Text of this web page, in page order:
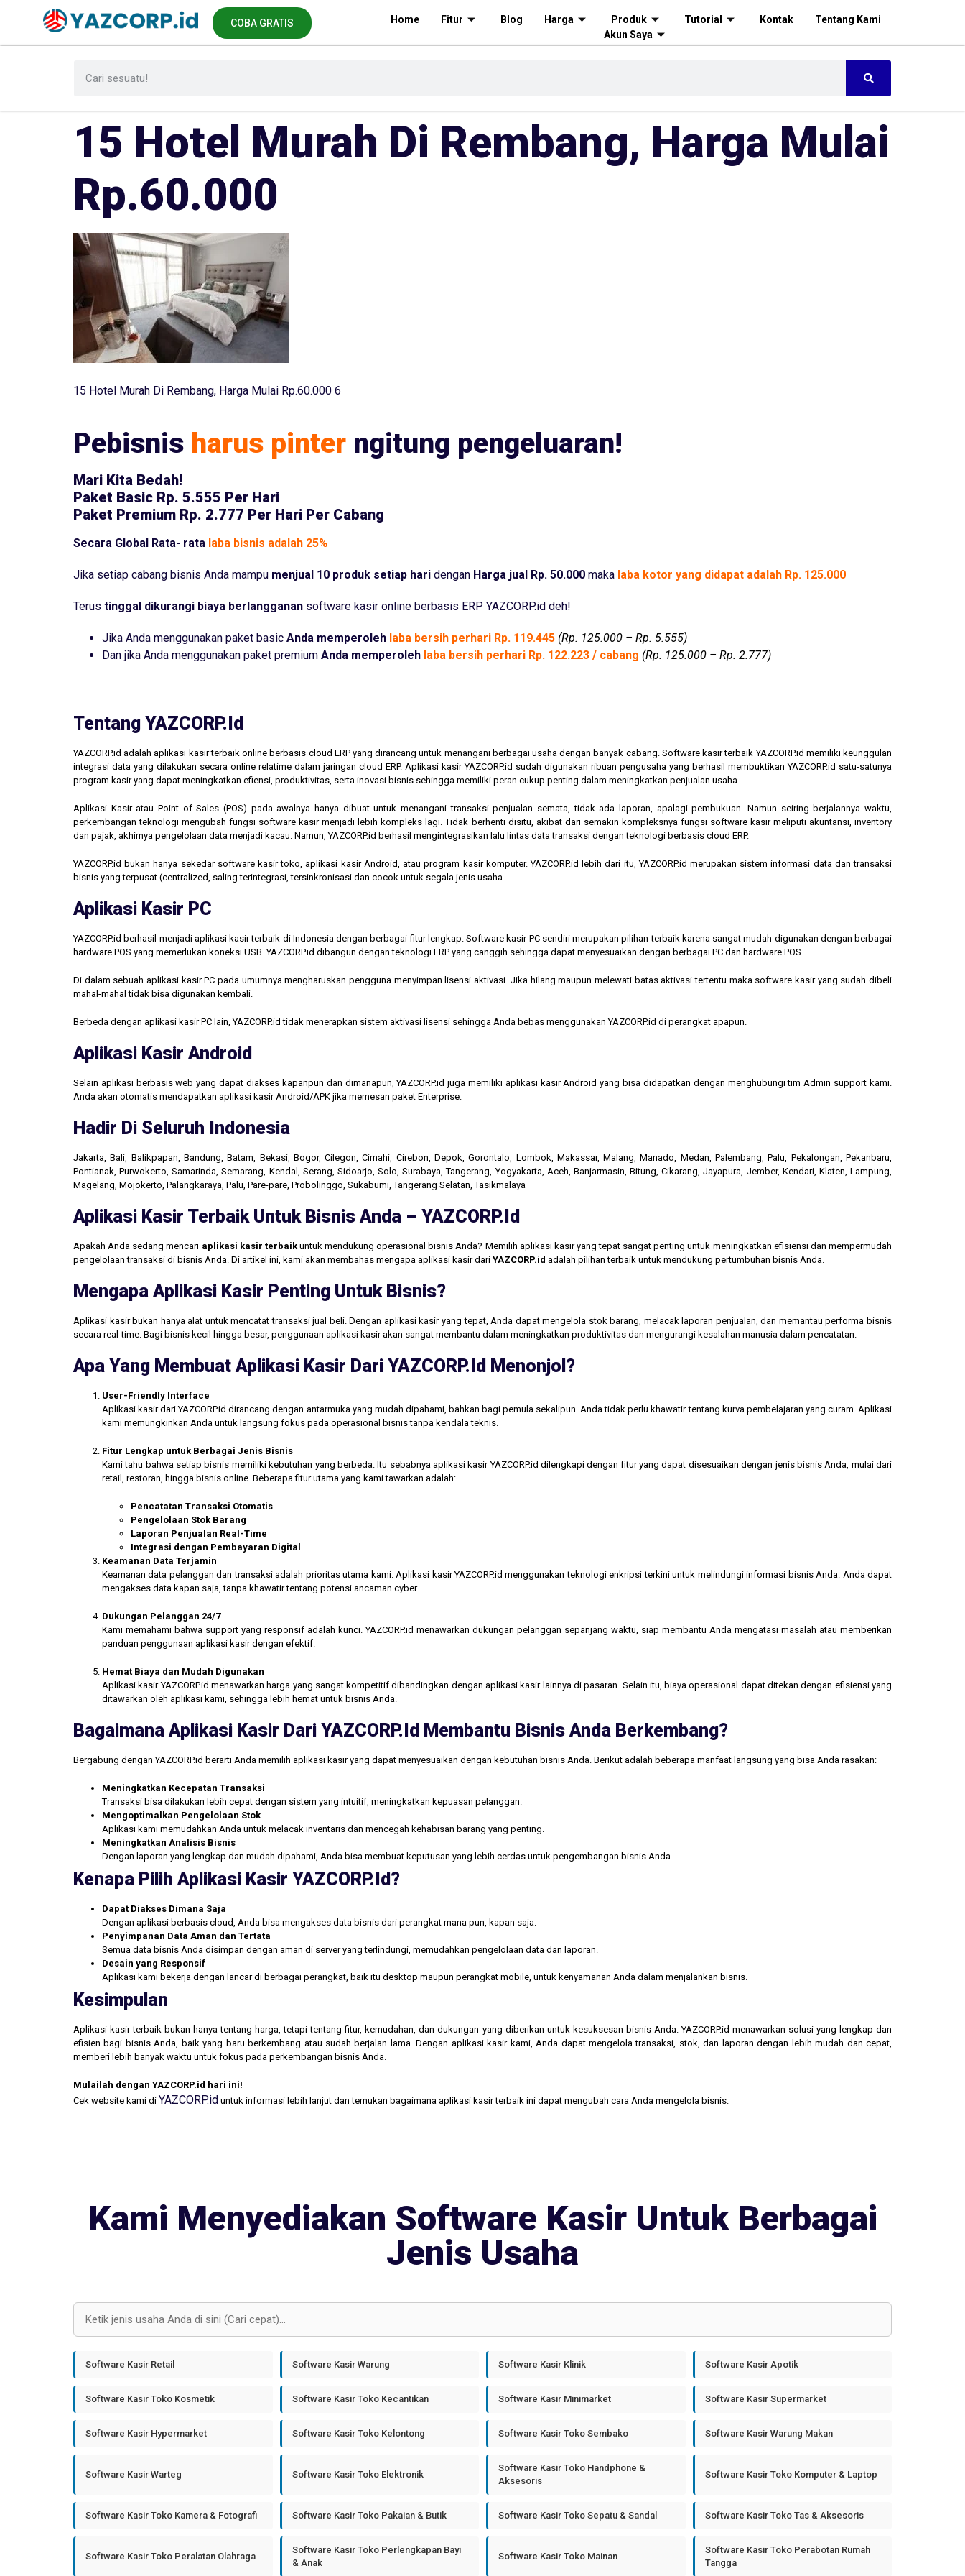
COBA GRATIS Home Fitur Blog Harga Produk Tutorial Kontak
Tentang Kami
Akun Saya
15 Hotel Murah Di Rembang, Harga Mulai
Rp.60.000
15 Hotel Murah Di Rembang, Harga Mulai Rp.60.000 6
Pebisnis harus pinter ngitung pengeluaran!
Mari Kita Bedah!
Paket Basic Rp. 5.555 Per Hari
Paket Premium Rp. 2.777 Per Hari Per Cabang
Secara Global Rata- rata laba bisnis adalah 25%
Jika setiap cabang bisnis Anda mampu menjual 10 produk setiap hari dengan Harga jual Rp. 50.000 maka laba kotor yang didapat adalah Rp. 125.000
Terus tinggal dikurangi biaya berlangganan software kasir online berbasis ERP YAZCORP.id deh!
Jika Anda menggunakan paket basic Anda memperoleh laba bersih perhari Rp. 119.445 (Rp. 125.000 – Rp. 5.555)
Dan jika Anda menggunakan paket premium Anda memperoleh laba bersih perhari Rp. 122.223 / cabang (Rp. 125.000 – Rp. 2.777)
Tentang YAZCORP.id
YAZCORP.id adalah aplikasi kasir terbaik online berbasis cloud ERP yang dirancang untuk menangani berbagai usaha dengan banyak cabang. Software kasir terbaik YAZCORP.id memiliki keunggulan
integrasi data yang dilakukan secara online relatime dalam jaringan cloud ERP. Aplikasi kasir YAZCORP.id sudah digunakan ribuan pengusaha yang berhasil membuktikan YAZCORP.id satu-satunya
program kasir yang dapat meningkatkan efiensi, produktivitas, serta inovasi bisnis sehingga memiliki peran cukup penting dalam meningkatkan penjualan usaha.
Aplikasi Kasir atau Point of Sales (POS) pada awalnya hanya dibuat untuk menangani transaksi penjualan semata, tidak ada laporan, apalagi pembukuan. Namun seiring berjalannya waktu,
perkembangan teknologi mengubah fungsi software kasir menjadi lebih kompleks lagi. Tidak berhenti disitu, akibat dari semakin kompleksnya fungsi software kasir meliputi akuntansi, inventory
dan pajak, akhirnya pengelolaan data menjadi kacau. Namun, YAZCORP.id berhasil mengintegrasikan lalu lintas data transaksi dengan teknologi berbasis cloud ERP.
YAZCORP.id bukan hanya sekedar software kasir toko, aplikasi kasir Android, atau program kasir komputer. YAZCORP.id lebih dari itu, YAZCORP.id merupakan sistem informasi data dan transaksi
bisnis yang terpusat (centralized, saling terintegrasi, tersinkronisasi dan cocok untuk segala jenis usaha.
Aplikasi Kasir PC
YAZCORP.id berhasil menjadi aplikasi kasir terbaik di Indonesia dengan berbagai fitur lengkap. Software kasir PC sendiri merupakan pilihan terbaik karena sangat mudah digunakan dengan berbagai
hardware POS yang memerlukan koneksi USB. YAZCORP.id dibangun dengan teknologi ERP yang canggih sehingga dapat menyesuaikan dengan berbagai PC dan hardware POS.
Di dalam sebuah aplikasi kasir PC pada umumnya mengharuskan pengguna menyimpan lisensi aktivasi. Jika hilang maupun melewati batas aktivasi tertentu maka software kasir yang sudah dibeli
mahal-mahal tidak bisa digunakan kembali.
Berbeda dengan aplikasi kasir PC lain, YAZCORP.id tidak menerapkan sistem aktivasi lisensi sehingga Anda bebas menggunakan YAZCORP.id di perangkat apapun.
Aplikasi Kasir Android
Selain aplikasi berbasis web yang dapat diakses kapanpun dan dimanapun, YAZCORP.id juga memiliki aplikasi kasir Android yang bisa didapatkan dengan menghubungi tim Admin support kami.
Anda akan otomatis mendapatkan aplikasi kasir Android/APK jika memesan paket Enterprise.
Hadir Di Seluruh Indonesia
Jakarta, Bali, Balikpapan, Bandung, Batam, Bekasi, Bogor, Cilegon, Cimahi, Cirebon, Depok, Gorontalo, Lombok, Makassar, Malang, Manado, Medan, Palembang, Palu, Pekalongan, Pekanbaru,
Pontianak, Purwokerto, Samarinda, Semarang, Kendal, Serang, Sidoarjo, Solo, Surabaya, Tangerang, Yogyakarta, Aceh, Banjarmasin, Bitung, Cikarang, Jayapura, Jember, Kendari, Klaten, Lampung,
Magelang, Mojokerto, Palangkaraya, Palu, Pare-pare, Probolinggo, Sukabumi, Tangerang Selatan, Tasikmalaya
Aplikasi Kasir Terbaik Untuk Bisnis Anda – YAZCORP.id
Apakah Anda sedang mencari aplikasi kasir terbaikuntuk mendukung operasional bisnis Anda? Memilih aplikasi kasir yang tepat sangat penting untuk meningkatkan efisiensi dan mempermudah
pengelolaan transaksi di bisnis Anda. Di artikel ini, kami akan membahas mengapa aplikasi kasir dari YAZCORP.id adalah pilihan terbaik untuk mendukung pertumbuhan bisnis Anda.
Mengapa Aplikasi Kasir Penting Untuk Bisnis?
Aplikasi kasir bukan hanya alat untuk mencatat transaksi jual beli. Dengan aplikasi kasir yang tepat, Anda dapat mengelola stok barang, melacak laporan penjualan, dan memantau performa bisnis
secara real-time. Bagi bisnis kecil hingga besar, penggunaan aplikasi kasir akan sangat membantu dalam meningkatkan produktivitas dan mengurangi kesalahan manusia dalam pencatatan.
Apa Yang Membuat Aplikasi Kasir Dari YAZCORP.id Menonjol?
User-Friendly Interface
Aplikasi kasir dari YAZCORP.id dirancang dengan antarmuka yang mudah dipahami, bahkan bagi pemula sekalipun. Anda tidak perlu khawatir tentang kurva pembelajaran yang curam. Aplikasi
kami memungkinkan Anda untuk langsung fokus pada operasional bisnis tanpa kendala teknis.
Fitur Lengkap untuk Berbagai Jenis Bisnis
Kami tahu bahwa setiap bisnis memiliki kebutuhan yang berbeda. Itu sebabnya aplikasi kasir YAZCORP.id dilengkapi dengan fitur yang dapat disesuaikan dengan jenis bisnis Anda, mulai dari
retail, restoran, hingga bisnis online. Beberapa fitur utama yang kami tawarkan adalah:
Pencatatan Transaksi Otomatis
Pengelolaan Stok Barang
Laporan Penjualan Real-Time
Integrasi dengan Pembayaran Digital
Keamanan Data Terjamin
Keamanan data pelanggan dan transaksi adalah prioritas utama kami. Aplikasi kasir YAZCORP.id menggunakan teknologi enkripsi terkini untuk melindungi informasi bisnis Anda. Anda dapat
mengakses data kapan saja, tanpa khawatir tentang potensi ancaman cyber.
Dukungan Pelanggan 24/7
Kami memahami bahwa support yang responsif adalah kunci. YAZCORP.id menawarkan dukungan pelanggan sepanjang waktu, siap membantu Anda mengatasi masalah atau memberikan
panduan penggunaan aplikasi kasir dengan efektif.
Hemat Biaya dan Mudah Digunakan
Aplikasi kasir YAZCORP.id menawarkan harga yang sangat kompetitif dibandingkan dengan aplikasi kasir lainnya di pasaran. Selain itu, biaya operasional dapat ditekan dengan efisiensi yang
ditawarkan oleh aplikasi kami, sehingga lebih hemat untuk bisnis Anda.
Bagaimana Aplikasi Kasir Dari YAZCORP.id Membantu Bisnis Anda Berkembang?
Bergabung dengan YAZCORP.id berarti Anda memilih aplikasi kasir yang dapat menyesuaikan dengan kebutuhan bisnis Anda. Berikut adalah beberapa manfaat langsung yang bisa Anda rasakan:
Meningkatkan Kecepatan Transaksi
Transaksi bisa dilakukan lebih cepat dengan sistem yang intuitif, meningkatkan kepuasan pelanggan.
Mengoptimalkan Pengelolaan Stok
Aplikasi kami memudahkan Anda untuk melacak inventaris dan mencegah kehabisan barang yang penting.
Meningkatkan Analisis Bisnis
Dengan laporan yang lengkap dan mudah dipahami, Anda bisa membuat keputusan yang lebih cerdas untuk pengembangan bisnis Anda.
Kenapa Pilih Aplikasi Kasir YAZCORP.id?
Dapat Diakses Dimana Saja
Dengan aplikasi berbasis cloud, Anda bisa mengakses data bisnis dari perangkat mana pun, kapan saja.
Penyimpanan Data Aman dan Tertata
Semua data bisnis Anda disimpan dengan aman di server yang terlindungi, memudahkan pengelolaan data dan laporan.
Desain yang Responsif
Aplikasi kami bekerja dengan lancar di berbagai perangkat, baik itu desktop maupun perangkat mobile, untuk kenyamanan Anda dalam menjalankan bisnis.
Kesimpulan
Aplikasi kasir terbaik bukan hanya tentang harga, tetapi tentang fitur, kemudahan, dan dukungan yang diberikan untuk kesuksesan bisnis Anda. YAZCORP.id menawarkan solusi yang lengkap dan
efisien bagi bisnis Anda, baik yang baru berkembang atau sudah berjalan lama. Dengan aplikasi kasir kami, Anda dapat mengelola transaksi, stok, dan laporan dengan lebih mudah dan cepat,
memberi lebih banyak waktu untuk fokus pada perkembangan bisnis Anda.
Mulailah dengan YAZCORP.id hari ini!
Cek website kami di YAZCORP.id untuk informasi lebih lanjut dan temukan bagaimana aplikasi kasir terbaik ini dapat mengubah cara Anda mengelola bisnis.
Kami Menyediakan Software Kasir Untuk Berbagai
Jenis Usaha
Software Kasir Retail Software Kasir Warung Software Kasir Klinik Software Kasir Apotik
Software Kasir Toko Kosmetik Software Kasir Toko Kecantikan Software Kasir Minimarket Software Kasir Supermarket
Software Kasir Hypermarket Software Kasir Toko Kelontong Software Kasir Toko Sembako Software Kasir Warung Makan
Software Kasir Warteg Software Kasir Toko Elektronik
Software Kasir Toko Handphone &
Aksesoris
Software Kasir Toko Komputer & Laptop
Software Kasir Toko Kamera & Fotografi Software Kasir Toko Pakaian & Butik Software Kasir Toko Sepatu & Sandal Software Kasir Toko Tas & Aksesoris
Software Kasir Toko Peralatan Olahraga
Software Kasir Toko Perlengkapan Bayi
& Anak
Software Kasir Toko Mainan
Software Kasir Toko Perabotan Rumah
Tangga